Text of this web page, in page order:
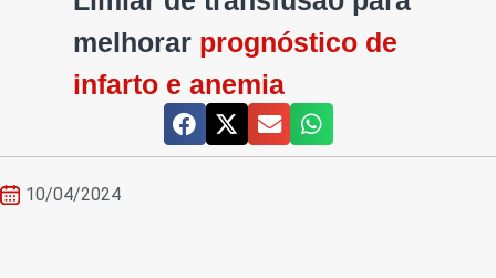
melhorar prognóstico de
infarto e anemia
10/04/2024